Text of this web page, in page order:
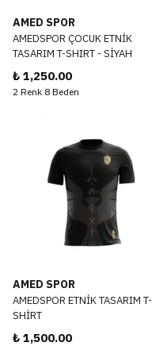
AMED SPOR
AMEDSPOR ÇOCUK ETNİK
TASARIM T-SHIRT - SİYAH
₺ 1,250.00
2 Renk 8 Beden
AMED SPOR
AMEDSPOR ETNİK TASARIM T-
SHİRT
₺ 1,500.00